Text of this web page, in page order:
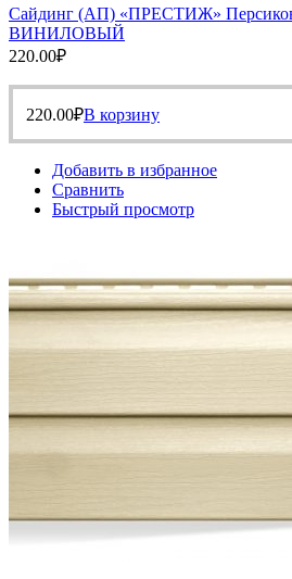
Сайдинг (АП) «ПРЕСТИЖ»
ВИНИЛОВЫЙ
220.00₽
220.00₽В корзину
Добавить в избранное
Сравнить
Быстрый просмотр